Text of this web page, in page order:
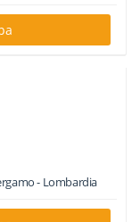
- Lombardia